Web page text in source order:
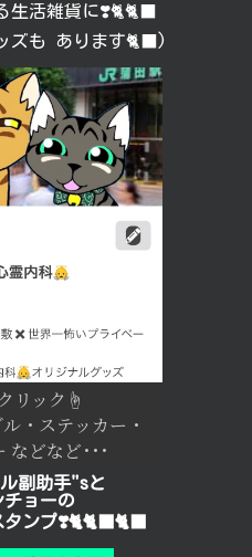
活雑貨に❣️🐈🐈‍⬛
ズも あります🐈‍⬛)
リック☝︎
・ステッカー・
などなど･･･
副助手"sと
チョーの
ンプ❣️🐈🐈‍⬛🐈‍⬛